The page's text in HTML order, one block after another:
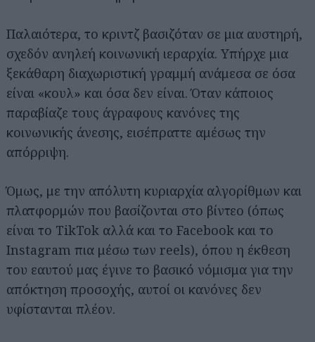
Παλαιότερα, το κριντζ βασιζόταν σε μια αυστηρή,
σχεδόν ανηλεή κοινωνική ιεραρχία. Υπήρχε μια
ξεκάθαρη διαχωριστική γραμμή ανάμεσα σε όσα
είναι «κουλ» και όσα δεν είναι. Όταν κάποιος
παραβίαζε τους άγραφους κανόνες της
κοινωνικής άνεσης, εισέπραττε αμέσως την
απόρριψη.
Όμως, με την απόλυτη κυριαρχία αλγορίθμων και
πλατφορμών που βασίζονται στο βίντεο (όπως
είναι το TikTok αλλά και το Facebook και το
Instagram πια μέσω των reels), όπου η έκθεση
του εαυτού μας έγινε το βασικό νόμισμα για την
απόκτηση προσοχής, αυτοί οι κανόνες δεν
υφίστανται πλέον.